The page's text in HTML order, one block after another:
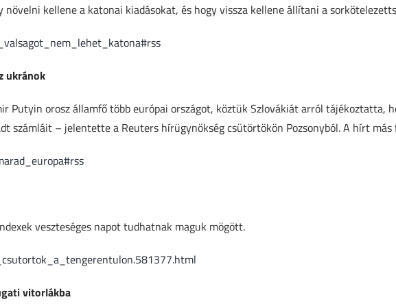
kellene a katonai kiadásokat, és hogy vissza kellene állítani a
ukránok
Putyin orosz államfő több európai országot, köztük Szlovákiát arról tájékoztatta,
számláit – jelentette a Reuters hírügynökség csütörtökön Pozsonyból. A hírt
veszteséges napot tudhatnak maguk mögött.
vitorlákba